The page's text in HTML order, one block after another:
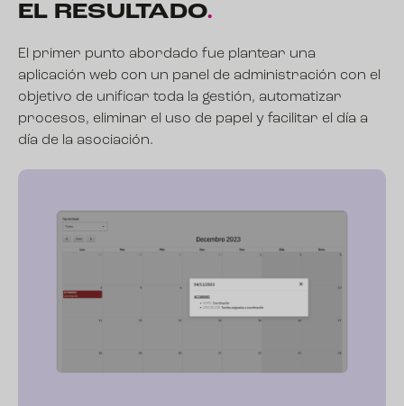
EL RESULTADO.
El primer punto abordado fue plantear una
aplicación web con un panel de administración con el
objetivo de unificar toda la gestión, automatizar
procesos, eliminar el uso de papel y facilitar el día a
día de la asociación.